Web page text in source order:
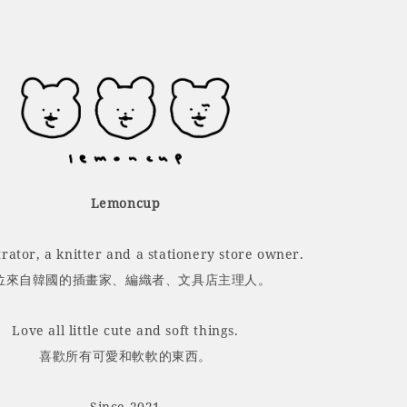
Lemoncup
a knitter and a stationery store owner.
來自韓國的插畫家、編織者、文具店主理人。
Love all little cute and soft things.
喜歡所有可愛和軟軟的東西。